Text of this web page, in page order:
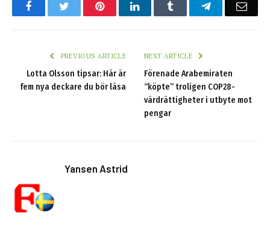
FacebookTwitter PinterestLinkedIn Tumblr Telegram
PREVIOUS ARTICLE
Lotta Olsson tipsar: Här är
fem nya deckare du bör läsa
NEXT ARTICLE
Förenade Arabemiraten
“köpte” troligen COP28-
värdrättigheter i utbyte mot
pengar
Yansen Astrid